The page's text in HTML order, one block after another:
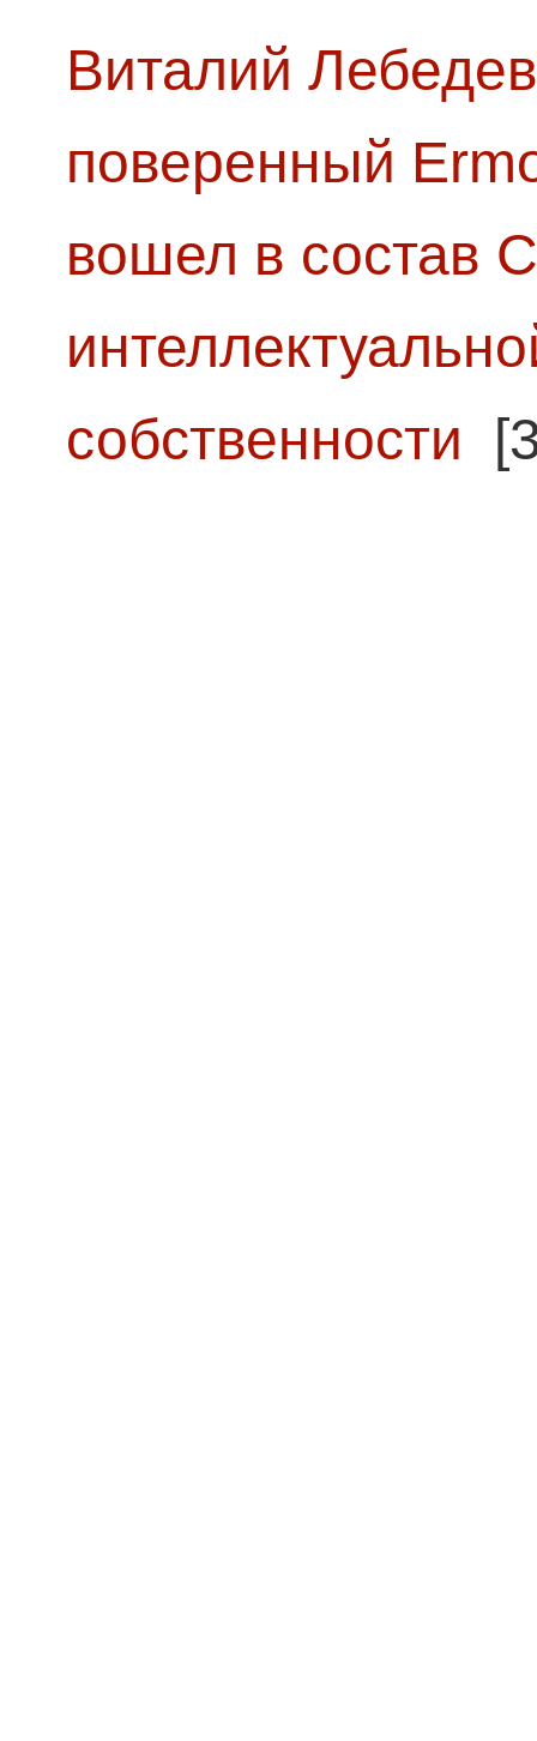
Виталий
поверенный
вошел в состав
собственности